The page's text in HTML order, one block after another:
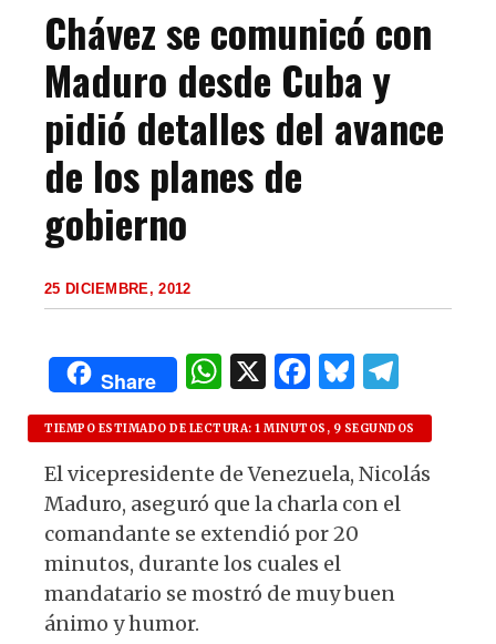
Chávez se comunicó con
Maduro desde Cuba y
pidió detalles del avance
de los planes de
gobierno
25 DICIEMBRE, 2012
Share
W
h
at
s
A
p
p
X F
a
c
e
b
o
o
k
B
lu
es
k
y
el
e
g
ra
TIEMPO ESTIMADO DE LECTURA: 1 MINUTOS, 9 SEGUNDOS
El vicepresidente de Venezuela, Nicolás
Maduro, aseguró que la charla con el
comandante se extendió por 20
minutos, durante los cuales el
mandatario se mostró de muy buen
ánimo y humor.